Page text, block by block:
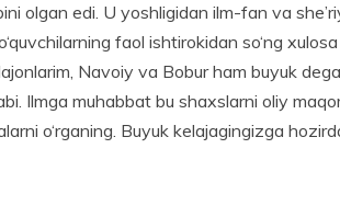
olgan edi. U yoshligidan ilm-fan va
faol ishtirokidan so‘ng
Navoiy va Bobur ham buyuk
Ilmga muhabbat bu shaxs­larni oliy
o‘rganing. Buyuk kelajagingizga